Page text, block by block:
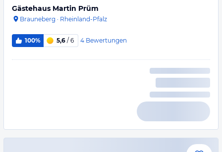
Gästehaus Martin Prüm
Brauneberg · Rheinland-Pfalz
100% 5,6 / 6 4 Bewertungen